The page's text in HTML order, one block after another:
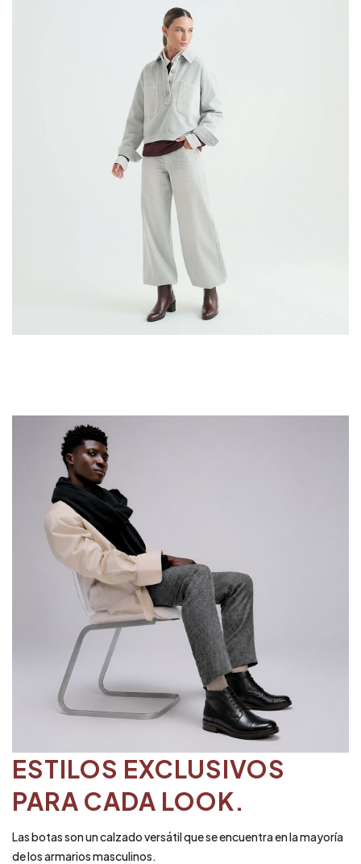
ESTILOS EXCLUSIVOS
PARA CADA LOOK.
Las botas son un calzado versátil que se encuentra en la mayoría
de los armarios masculinos.